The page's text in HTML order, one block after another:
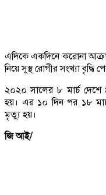
এদিকে একদিনে করোনা
নিয়ে সুস্থ রোগীর সংখ্যা
২০২০ সালের ৮ মার্চ দেশে
হয়। এর ১০ দিন পর ১৮
মৃত্যু হয়।
জি আই/